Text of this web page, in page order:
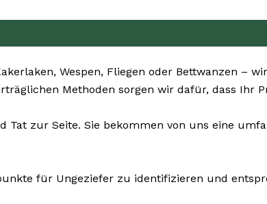
Wespen, Fliegen oder Bettwanzen –
Methoden sorgen wir dafür, dass Ihr
Tat zur Seite. Sie bekommen von uns eine
für Ungeziefer zu identifizieren und